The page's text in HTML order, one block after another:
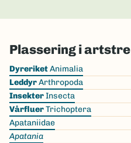
Plassering i artstre
Skip
the
list
DyreriketAnimalia
LeddyrArthropoda
InsekterInsecta
VårfluerTrichoptera
Apataniidae
Apatania